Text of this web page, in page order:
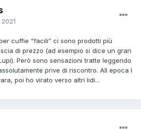
cuffie “facili” ci sono prodotti più
di prezzo (ad esempio si dice un gran
Però sono sensazioni tratte leggendo
prive di riscontro. All epoca l
poi ho virato verso altri lidi...